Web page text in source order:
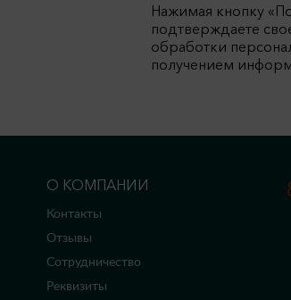
Нажимая кнопку
подтверждаете
обработки
получением
О КОМПАНИИ
Контакты
Отзывы
Сотрудничество
Реквизиты